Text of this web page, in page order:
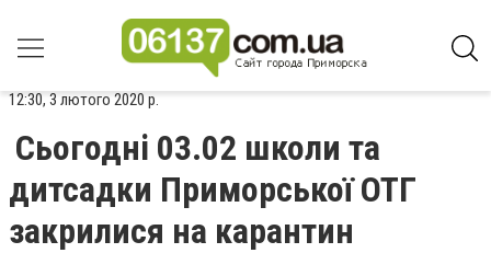
12:30, 3 лютого 2020 р.
Сьогодні 03.02 школи та
дитсадки Приморської ОТГ
закрилися на карантин